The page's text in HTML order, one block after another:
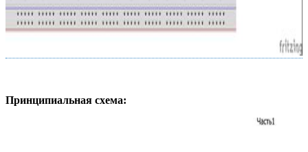
Принципиальная схема: